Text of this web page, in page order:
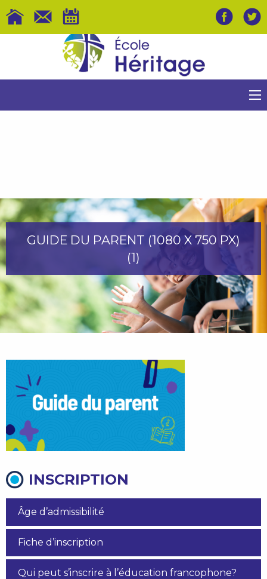
GUIDE DU PARENT (1080 X 750 PX)
(1)
INSCRIPTION
Âge d’admissibilité
Fiche d’inscription
Qui peut s’inscrire à l’éducation francophone?